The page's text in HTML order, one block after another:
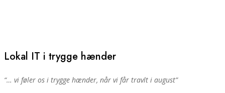
Lokal IT i trygge hænder
“… vi føler os i trygge hænder, når vi får travlt i august”